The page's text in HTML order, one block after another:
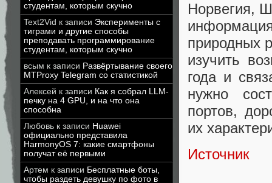
студентам, которым скучно
Text2Vid к записи Эксперименты с
тиграми и другие способы
преподавать программирование
студентам, которым скучно
всым к записи Развёртывание своего
MTProxy Telegram со статистикой
Алексей к записи Как я собрал LLM-
печку на 4 GPU, и на что она
способна
Любовь к записи Huawei
официально представила
HarmonyOS 7: какие смартфоны
получат её первыми
Артем к записи Бесплатные боты,
чтобы раздеть девушку по фото в
Норвегия,
природных
изучить
года и
нужно
портов,
их
Источник